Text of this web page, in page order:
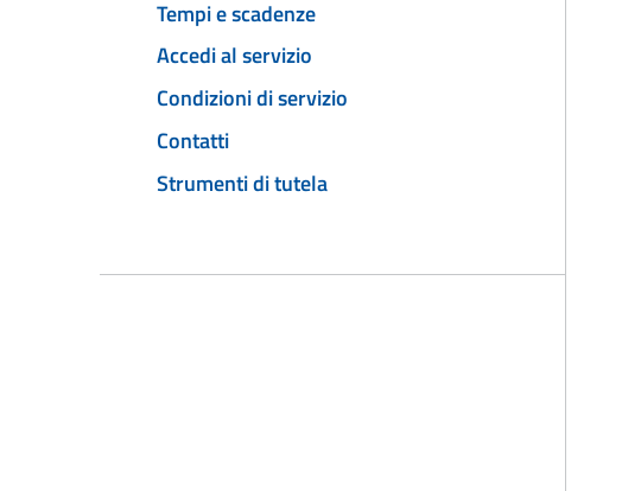
Tempi e scadenze
Accedi al servizio
Condizioni di servizio
Contatti
Strumenti di tutela